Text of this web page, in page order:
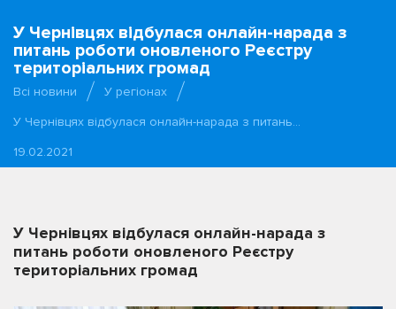
У Чернівцях відбулася онлайн-нарада з
питань роботи оновленого Реєстру
територіальних громад
Всі новини
У регіонах
У Чернівцях відбулася онлайн-нарада з питань…
19.02.2021
У Чернівцях відбулася онлайн-нарада з
питань роботи оновленого Реєстру
територіальних громад